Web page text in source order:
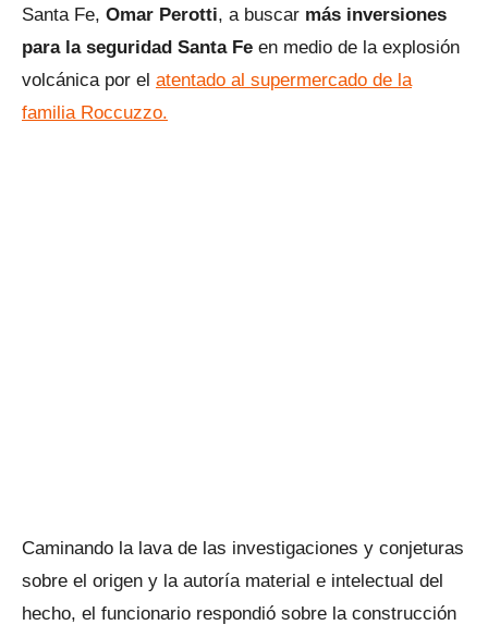
Santa Fe, Omar Perotti, a buscar más inversiones
para la seguridad Santa Fe en medio de la explosión
volcánica por el atentado al supermercado de la
familia Roccuzzo.
Caminando la lava de las investigaciones y conjeturas
sobre el origen y la autoría material e intelectual del
hecho, el funcionario respondió sobre la construcción